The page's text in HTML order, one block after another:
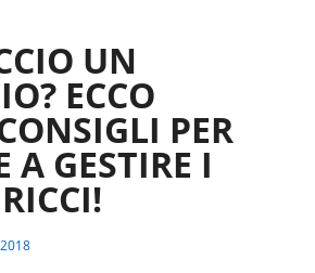
UN
ECCO
PER
A GESTIRE I